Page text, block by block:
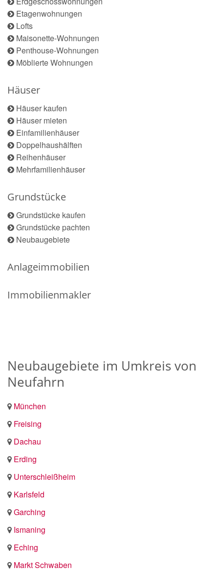
Etagenwohnungen
Lofts
Maisonette-Wohnungen
Penthouse-Wohnungen
Möblierte Wohnungen
Häuser
Häuser kaufen
Häuser mieten
Einfamilienhäuser
Doppelhaushälften
Reihenhäuser
Mehrfamilienhäuser
Grundstücke
Grundstücke kaufen
Grundstücke pachten
Neubaugebiete
Anlageimmobilien
Immobilienmakler
Neubaugebiete im Umkreis von
Neufahrn
München
Freising
Dachau
Erding
Unterschleißheim
Karlsfeld
Garching
Ismaning
Eching
Markt Schwaben